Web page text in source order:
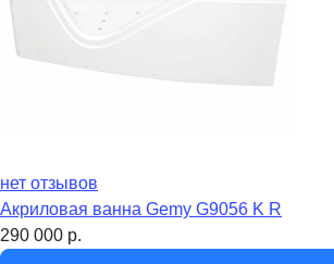
нет отзывов
Акриловая ванна Gemy G9056 K R
290 000 р.